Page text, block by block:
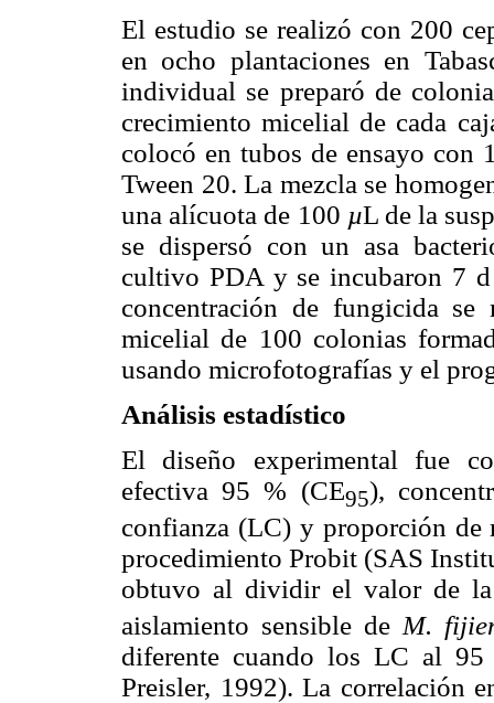
El estudio se realizó con 200
en ocho plantaciones en
individual se preparó de
crecimiento micelial de cada
colocó en tubos de ensayo
Tween 20. La mezcla se
una alícuota de 100 µL de la
se dispersó con un asa
cultivo PDA y se incubaron 7 d
concentración de fungicida
micelial de 100 colonias
usando microfotografías y el
Análisis estadístico
El diseño experimental fue
efectiva 95 % (CE95),
confianza (LC) y proporción de
procedimiento Probit (SAS
obtuvo al dividir el valor de
aislamiento sensible de M.
diferente cuando los LC al
Preisler, 1992). La correlación